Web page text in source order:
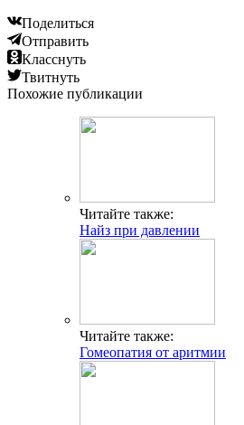
Поделиться
Отправить
Класснуть
Твитнуть
Похожие публикации
Читайте также:
Найз при давлении
Читайте также:
Гомеопатия от аритмии